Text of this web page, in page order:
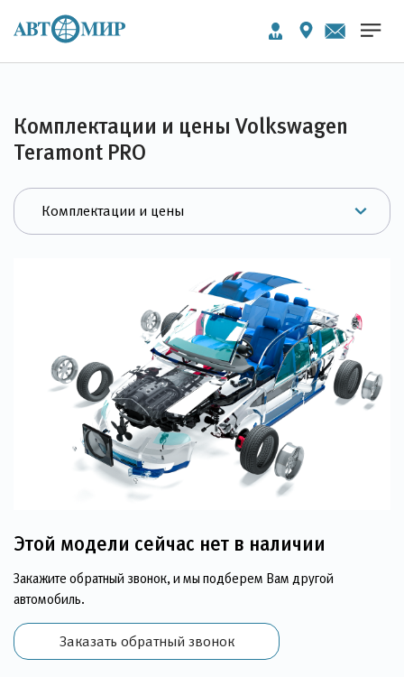
Комплектации и цены Volkswagen
Teramont PRO
Этой модели сейчас нет в наличии
Закажите обратный звонок, и мы подберем Вам другой
автомобиль.
Заказать обратный звонок